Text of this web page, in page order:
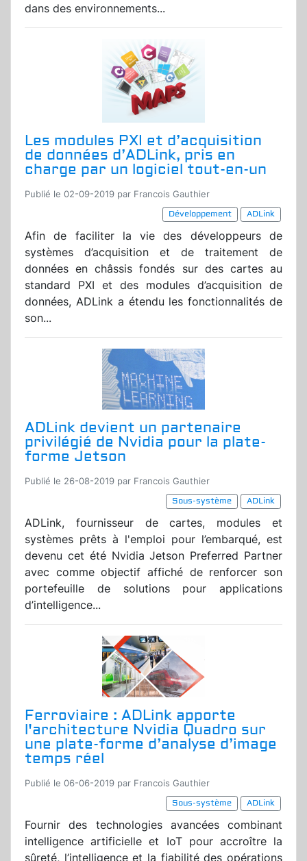
dans des environnements...
Les modules PXI et d’acquisition
de données d’ADLink, pris en
charge par un logiciel tout-en-un
Publié le 02-09-2019 par Francois Gauthier
Développement
ADLink
Afin de faciliter la vie des développeurs de
systèmes d’acquisition et de traitement de
données en châssis fondés sur des cartes au
standard PXI et des modules d’acquisition de
données, ADLink a étendu les fonctionnalités de
son...
ADLink devient un partenaire
privilégié de Nvidia pour la plate-
forme Jetson
Publié le 26-08-2019 par Francois Gauthier
Sous-système
ADLink
ADLink, fournisseur de cartes, modules et
systèmes prêts à l'emploi pour l’embarqué, est
devenu cet été Nvidia Jetson Preferred Partner
avec comme objectif affiché de renforcer son
portefeuille de solutions pour applications
d’intelligence...
Ferroviaire : ADLink apporte
l'architecture Nvidia Quadro sur
une plate-forme d’analyse d’image
temps réel
Publié le 06-06-2019 par Francois Gauthier
Sous-système
ADLink
Fournir des technologies avancées combinant
intelligence artificielle et IoT pour accroître la
sûreté, l’intelligence et la fiabilité des opérations